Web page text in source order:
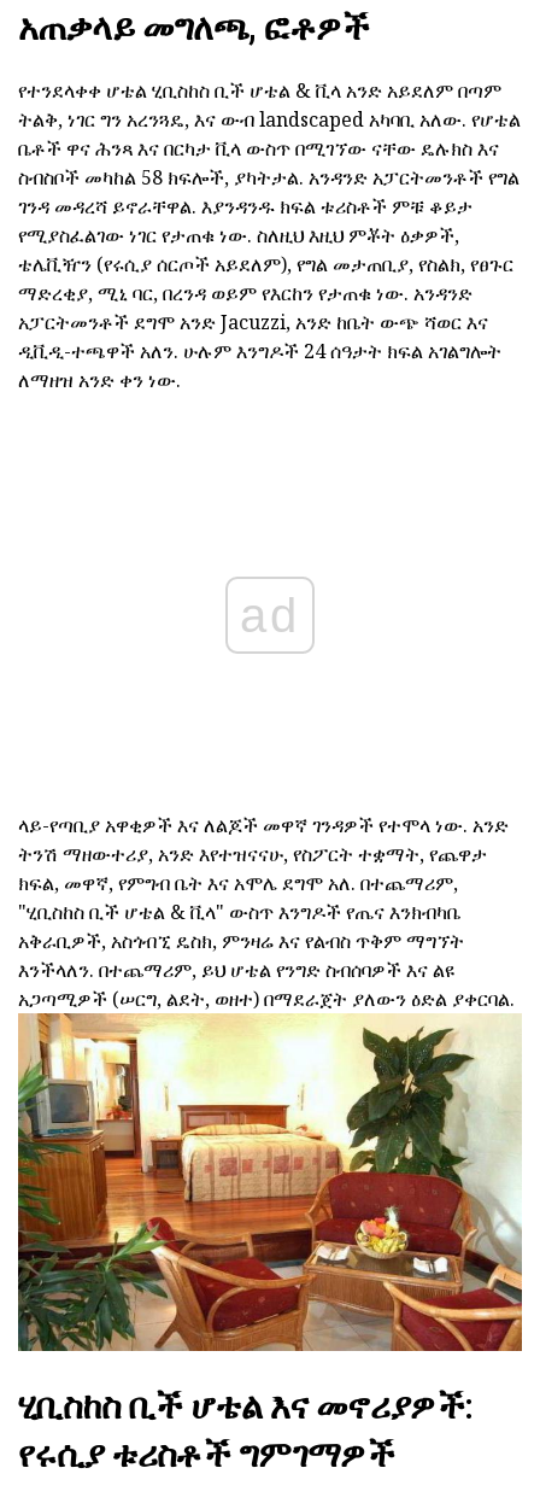
አጠቃላይ መግለጫ, ፎቶዎች
የተንደላቀቀ ሆቴል ሂቢስከስ ቢች ሆቴል & ቪላ አንድ አይደለም በጣም
ትልቅ, ነገር ግን አረንጓዴ, እና ውብ landscaped አካባቢ አለው. የሆቴል
ቤቶች ዋና ሕንጻ እና በርካታ ቪላ ውስጥ በሚገኘው ናቸው ዴሉክስ እና
ስብስቦች መካከል 58 ክፍሎች, ያካትታል. አንዳንድ አፓርትመንቶች የግል
ገንዳ መዳረሻ ይኖራቸዋል. እያንዳንዱ ክፍል ቱሪስቶች ምቹ ቆይታ
የሚያስፈልገው ነገር የታጠቁ ነው. ስለዚህ እዚህ ምቾት ዕቃዎች,
ቴሌቪዥን (የሩሲያ ሰርጦች አይደለም), የግል መታጠቢያ, የስልክ, የፀጉር
ማድረቂያ, ሚኒ ባር, በረንዳ ወይም የእርከን የታጠቁ ነው. አንዳንድ
አፓርትመንቶች ደግሞ አንድ Jacuzzi, አንድ ከቤት ውጭ ሻወር እና
ዲቪዲ-ተጫዋች አለን. ሁሉም እንግዶች 24 ሰዓታት ክፍል አገልግሎት
ለማዘዝ አንድ ቀን ነው.
ad
ላይ-የጣቢያ አዋቂዎች እና ለልጆች መዋኛ ገንዳዎች የተሞላ ነው. አንድ
ትንሽ ማዘውተሪያ, አንድ እየተዝናናሁ, የስፖርት ተቋማት, የጨዋታ
ክፍል, መዋኛ, የምግብ ቤት እና አሞሌ ደግሞ አለ. በተጨማሪም,
"ሂቢስከስ ቢች ሆቴል & ቪላ" ውስጥ እንግዶች የጤና እንክብካቤ
አቅራቢዎች, አስጎብኚ ዴስክ, ምንዛሬ እና የልብስ ጥቅም ማግኘት
እንችላለን. በተጨማሪም, ይህ ሆቴል የንግድ ስብሰባዎች እና ልዩ
አጋጣሚዎች (ሠርግ, ልደት, ወዘተ) በማደራጀት ያለውን ዕድል ያቀርባል.
ሂቢስከስ ቢች ሆቴል እና መኖሪያዎች:
የሩሲያ ቱሪስቶች ግምገማዎች